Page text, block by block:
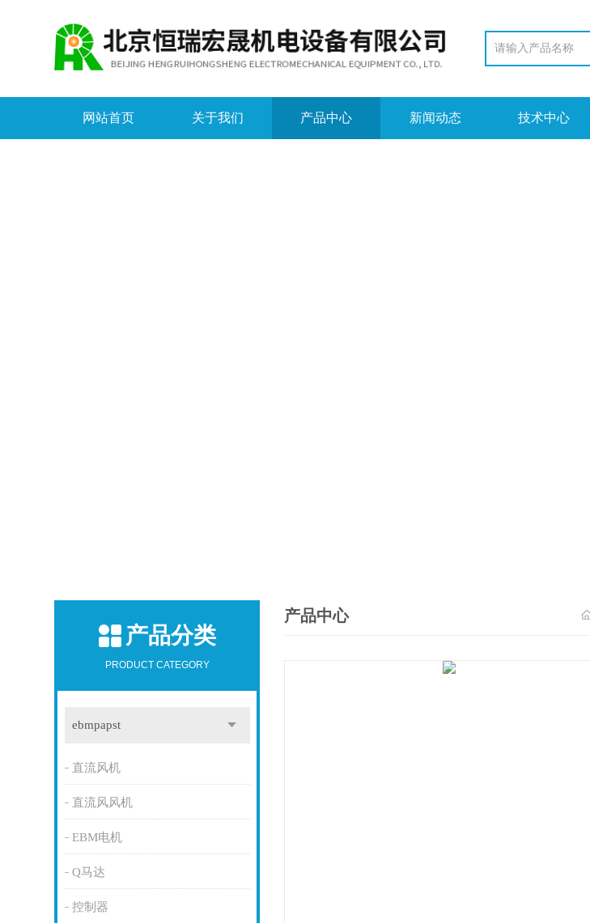
网站首页 关于我们 产品中心 新闻动态 技术中心
产品分类
PRODUCT CATEGORY
ebmpapst
直流风机
直流风风机
EBM电机
Q马达
控制器
产品中心